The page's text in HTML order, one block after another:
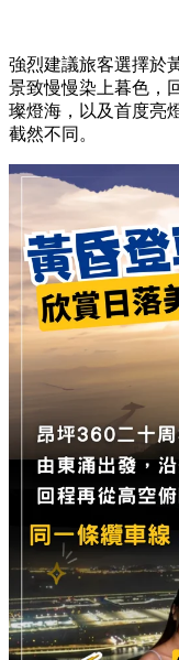
強烈建議旅客選擇於
景致慢慢染上暮色，
璨燈海，以及首度亮
截然不同。